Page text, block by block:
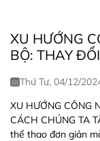
XU HƯỚNG
BỘ: THAY
Thứ Tư, 04/12/
XU HƯỚNG CÔNG
CÁCH CHÚNG TA
thể thao đơn giản